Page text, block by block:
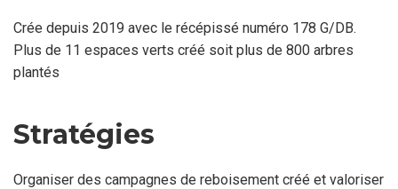
Crée depuis 2019 avec le récépissé numéro 178 G/DB.
Plus de 11 espaces verts créé soit plus de 800 arbres
plantés
Stratégies
Organiser des campagnes de reboisement créé et valoriser